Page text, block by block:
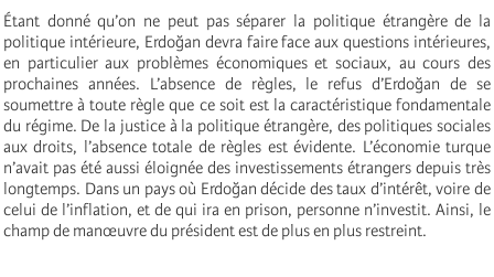
Étant donné qu’on ne peut pas séparer la politique étrangère de la
politique intérieure, Erdoğan devra faire face aux questions intérieures,
en particulier aux problèmes économiques et sociaux, au cours des
prochaines années. L’absence de règles, le refus d’Erdoğan de se
soumettre à toute règle que ce soit est la caractéristique fondamentale
du régime. De la justice à la politique étrangère, des politiques sociales
aux droits, l’absence totale de règles est évidente. L’économie turque
n’avait pas été aussi éloignée des investissements étrangers depuis très
longtemps. Dans un pays où Erdoğan décide des taux d’intérêt, voire de
celui de l’inflation, et de qui ira en prison, personne n’investit. Ainsi, le
champ de manœuvre du président est de plus en plus restreint.